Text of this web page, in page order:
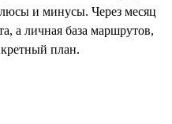
и минусы. Через месяц
а личная база маршрутов,
план.